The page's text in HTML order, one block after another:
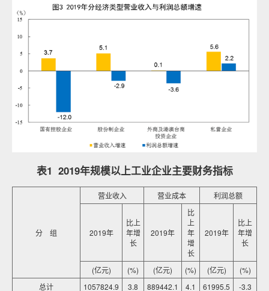
表1 2019年规模以上工业企业主要财务指标
分 组
营业收入 营业成本 利润总额
2019年
比上
年增
长
2019年
比
上
年
增
长
2019年
比上
年增
长
(亿元) (%) (亿元) (%) (亿元)
(%)
总计
1057824.9 3.8 889442.1 4.1 61995.5 -3.3